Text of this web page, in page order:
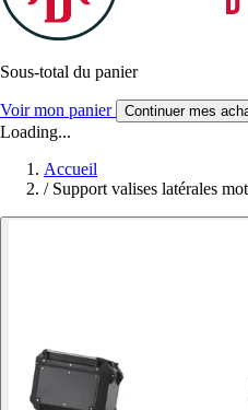
Sous-total du panier
Voir mon panier Continuer mes
Loading...
Accueil
/ Support valises latérales